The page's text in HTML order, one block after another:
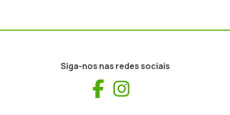
Siga-nos nas redes sociais
Facebook